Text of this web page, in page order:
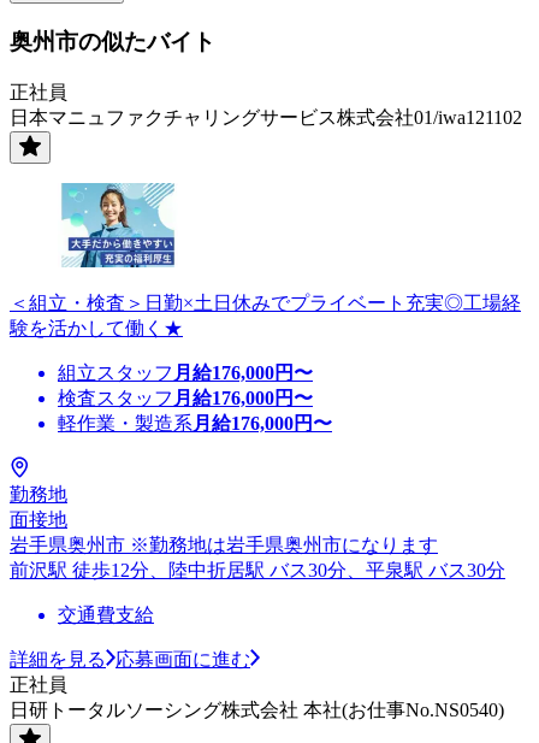
奥州市の似たバイト
正社員
日本マニュファクチャリングサービス株式会社01/iwa121102
＜組立・検査＞日勤×土日休みでプライベート充実◎工場経
験を活かして働く★
組立スタッフ 月給176,000円〜
検査スタッフ 月給176,000円〜
軽作業・製造系 月給176,000円〜
勤務地
面接地
岩手県奥州市 ※勤務地は岩手県奥州市になります
前沢駅 徒歩12分、陸中折居駅 バス30分、平泉駅 バス30分
交通費支給
詳細を見る
応募画面に進む
正社員
日研トータルソーシング株式会社 本社(お仕事No.NS0540)